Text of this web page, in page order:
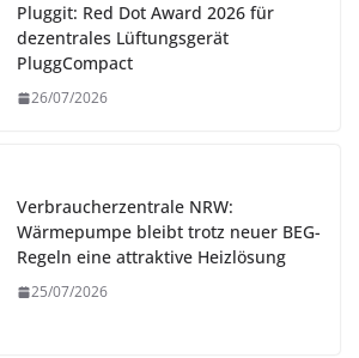
Pluggit: Red Dot Award 2026 für
dezentrales Lüftungsgerät
PluggCompact
26/07/2026
Verbraucherzentrale NRW:
Wärmepumpe bleibt trotz neuer BEG-
Regeln eine attraktive Heizlösung
25/07/2026